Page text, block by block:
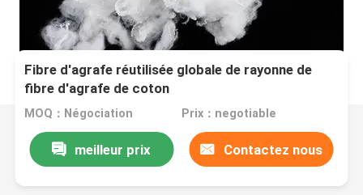
Fibre d'agrafe réutilisée globale de rayonne de
fibre d'agrafe de coton
MOQ：Négociation Prix：negotiable
meilleur prix Contactez nous